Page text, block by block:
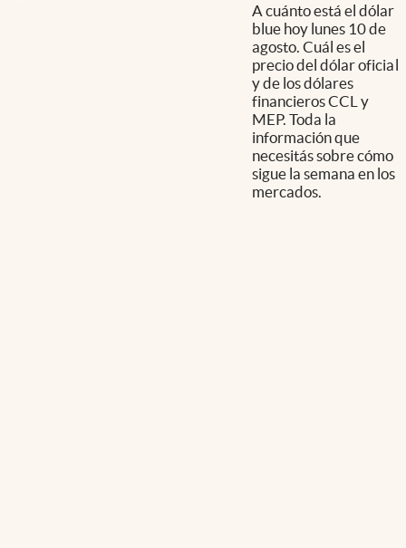
A cuánto está el dólar
blue hoy lunes 10 de
agosto. Cuál es el
precio del dólar oficial
y de los dólares
financieros CCL y
MEP. Toda la
información que
necesitás sobre cómo
sigue la semana en los
mercados.